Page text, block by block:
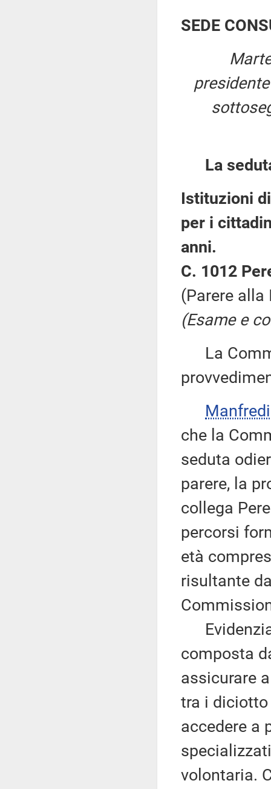
SEDE
La
Istituzioni
per i
anni.
C. 1012
(Parere alla
(Esame e
La
che la
seduta
parere, la
collega
percorsi
età
risultante
Evidenzia
composta
assicurare
tra i
accedere a
volontaria.